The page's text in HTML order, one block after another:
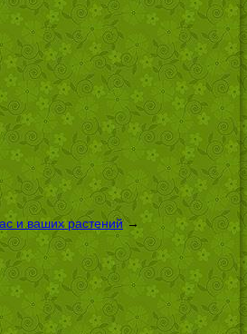
и ваших растений→